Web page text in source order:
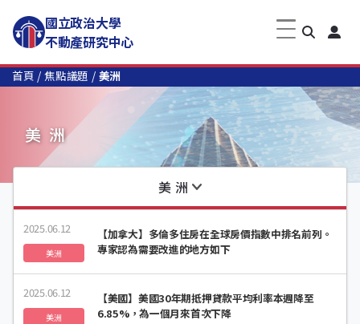
國立政治大學
不動產研究中心
首頁 焦點議題 美洲
美洲
美洲
2025.06.12
美洲
【加拿大】多倫多住房在全球房價指數中排名前列。
專家認為需要改進的地方如下
2025.06.12
美洲
【美國】美國30年期抵押貸款平均利率本週降至
6.85%，為一個月來首次下降